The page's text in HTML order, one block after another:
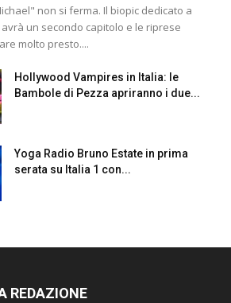
non si ferma. Il biopic dedicato a
avrà un secondo capitolo e le riprese
molto presto....
Hollywood Vampires in Italia: le
Bambole di Pezza apriranno i due...
Yoga Radio Bruno Estate in prima
serata su Italia 1 con...
REDAZIONE